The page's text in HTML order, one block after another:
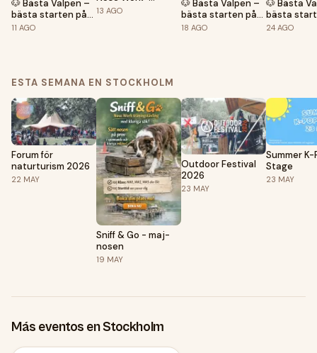
🐶 Bästa Valpen –
bästa starten på
ert liv tillsammans!
11 AGO
grundkurs
13 AGO
🐶 Bästa Valpen –
bästa starten på
ert liv tillsammans!
18 AGO
🐶 Bästa
bästa
ert liv
24 AGO
ESTA SEMANA EN STOCKHOLM
Forum för
naturturism 2026
22 MAY
Sniff & Go - maj-
nosen
19 MAY
Outdoor Festival
2026
23 MAY
Summer K-
Stage
23 MAY
Más eventos en Stockholm